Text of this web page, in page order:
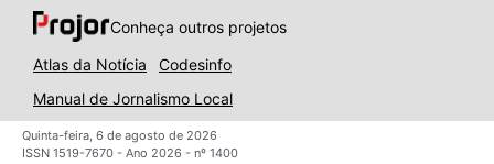
Conheça outros projetos
Atlas da Notícia
Codesinfo
Manual de Jornalismo Local
Quinta-feira, 6 de agosto de 2026
ISSN 1519-7670 - Ano 2026 - nº 1400